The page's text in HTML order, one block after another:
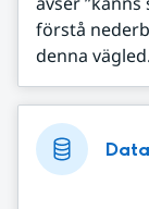
förstå
denna
Data